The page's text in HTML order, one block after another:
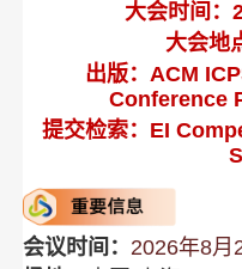
大会时间 ：
大会地
出版：ACM
Conference
提交检索：EI
会议时间： 2026年8月